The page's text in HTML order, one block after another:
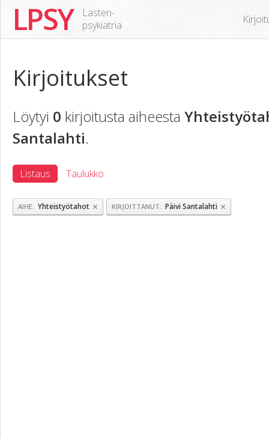
LPSY
Lasten-
psykiatria
Kirjoitukset
Löytyi 0 kirjoitusta aiheesta
Santalahti.
Listaus Taulukko
AIHE Yhteistyötahot × KIRJOITTANUT Päivi Santalahti ×